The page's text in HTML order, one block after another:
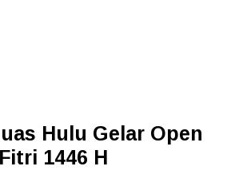
Hulu Gelar Open
1446 H